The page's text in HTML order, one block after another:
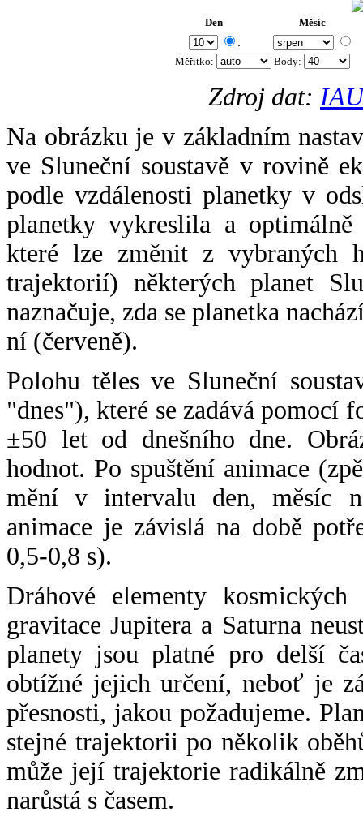
Den Měsíc
.
Měřítko: Body:
Zdroj dat:
Na obrázku je v základním
ve Sluneční soustavě v rovině
podle vzdálenosti planetky v
planetky vykreslila a
které lze změnit z vybraných
trajektorií) některých planet
naznačuje, zda se planetka
ní (červeně).
Polohu těles ve Sluneční
"dnes"), které se zadává pomocí
±50 let od dnešního dne.
hodnot. Po spuštění animace
mění v intervalu den, měsíc
animace je závislá na době
0,5-0,8 s).
Dráhové elementy
gravitace Jupitera a Saturna
planety jsou platné pro delší
obtížné jejich určení, neboť je
přesnosti, jakou požadujeme.
stejné trajektorii po několik
může její trajektorie radikálně
narůstá s časem.